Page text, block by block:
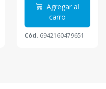
Agregar al
carro
Cód. 6942160479651